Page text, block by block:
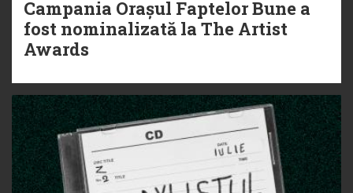
Campania Orașul Faptelor Bune a
fost nominalizată la The Artist
Awards